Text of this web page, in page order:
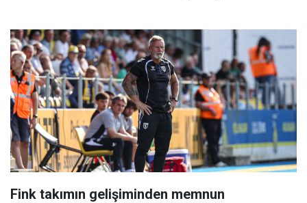
Fink takımın gelişiminden memnun